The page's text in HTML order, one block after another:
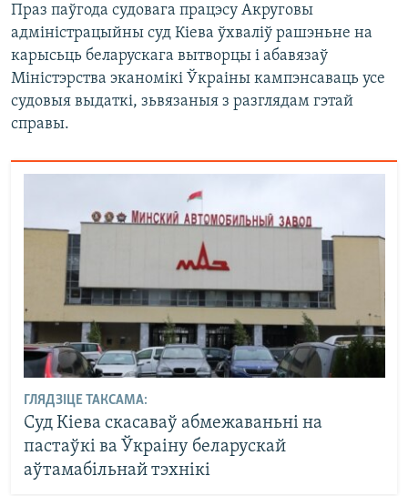
Праз паўгода судовага працэсу Акруговы
адміністрацыйны суд Кіева ўхваліў рашэньне на
карысьць беларускага вытворцы і абавязаў
Міністэрства эканомікі Ўкраіны кампэнсаваць усе
судовыя выдаткі, зьвязаныя з разглядам гэтай
справы.
ГЛЯДЗІЦЕ ТАКСАМА:
Суд Кіева скасаваў абмежаваньні на
пастаўкі ва Ўкраіну беларускай
аўтамабільнай тэхнікі